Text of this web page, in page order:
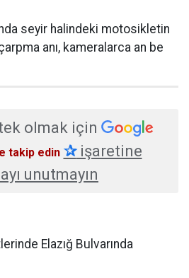
seyir halindeki motosikletin
anı, kameralarca an be
olmak için
takip edin ✰işaretine
unutmayın
Elazığ Bulvarında